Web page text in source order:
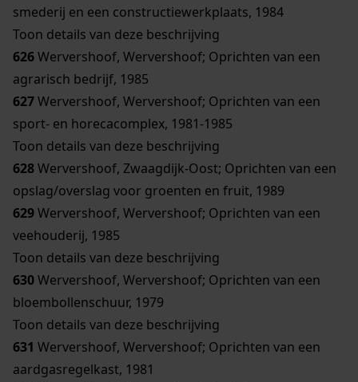
smederij en een constructiewerkplaats, 1984
Toon details van deze beschrijving
626Wervershoof, Wervershoof; Oprichten van een
agrarisch bedrijf, 1985
627Wervershoof, Wervershoof; Oprichten van een
sport- en horecacomplex, 1981-1985
Toon details van deze beschrijving
628Wervershoof, Zwaagdijk-Oost; Oprichten van een
opslag/overslag voor groenten en fruit, 1989
629Wervershoof, Wervershoof; Oprichten van een
veehouderij, 1985
Toon details van deze beschrijving
630Wervershoof, Wervershoof; Oprichten van een
bloembollenschuur, 1979
Toon details van deze beschrijving
631 Wervershoof, Wervershoof; Oprichten van een
aardgasregelkast, 1981